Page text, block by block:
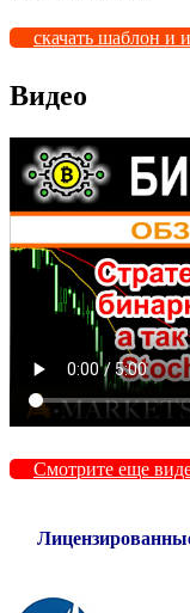
скачать шаблон и
Видео
Смотрите еще